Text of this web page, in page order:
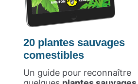
20 plantes sauvages
comestibles
Un guide pour reconnaître